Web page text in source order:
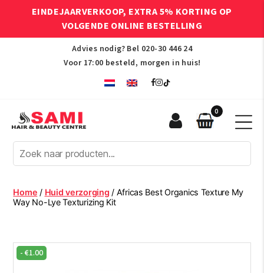
EINDEJAARVERKOOP, EXTRA 5% KORTING OP
VOLGENDE ONLINE BESTELLING
Advies nodig? Bel 020-30 446 24
Voor 17:00 besteld, morgen in huis!
Afro
Hair
Beauty
Centre
0
Home / Huid verzorging / Africas Best Organics Texture My
Way No-Lye Texturizing Kit
-€1.00